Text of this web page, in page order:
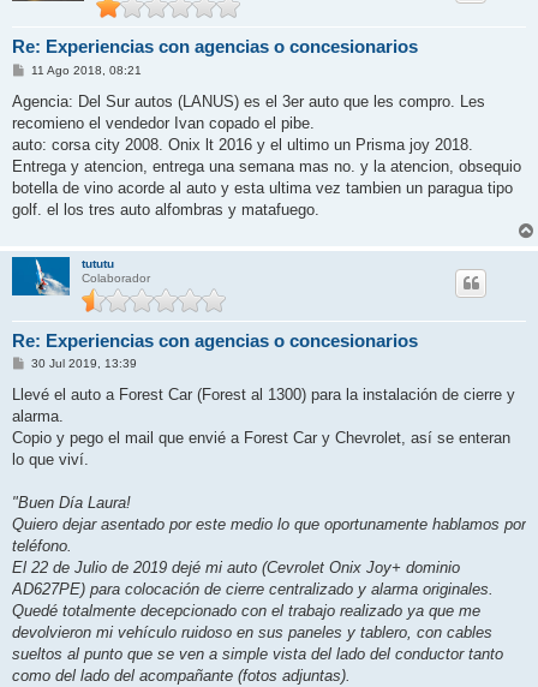
Re: Experiencias con agencias o concesionarios
M
n
s
a
j
11 Ago 2018, 08:21
Agencia: Del Sur autos (LANUS) es el 3er auto que les compro. Les
recomieno el vendedor Ivan copado el pibe.
auto: corsa city 2008. Onix lt 2016 y el ultimo un Prisma joy 2018.
Entrega y atencion, entrega una semana mas no. y la atencion, obsequio
botella de vino acorde al auto y esta ultima vez tambien un paragua tipo
golf. el los tres auto alfombras y matafuego.
tututu
Colaborador
Re: Experiencias con agencias o concesionarios
M
n
a
j
e
30 Jul 2019, 13:39
Llevé el auto a Forest Car (Forest al 1300) para la instalación de cierre y
alarma.
Copio y pego el mail que envié a Forest Car y Chevrolet, así se enteran
lo que viví.
"Buen Día Laura!
Quiero dejar asentado por este medio lo que oportunamente hablamos por
teléfono.
El 22 de Julio de 2019 dejé mi auto (Cevrolet Onix Joy+ dominio
AD627PE) para colocación de cierre centralizado y alarma originales.
Quedé totalmente decepcionado con el trabajo realizado ya que me
devolvieron mi vehículo ruidoso en sus paneles y tablero, con cables
sueltos al punto que se ven a simple vista del lado del conductor tanto
como del lado del acompañante (fotos adjuntas).